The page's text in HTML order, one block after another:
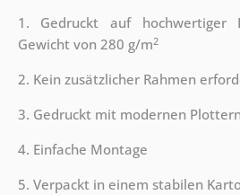
1. Gedruckt auf hochwertiger
Gewicht von 280 g/m2
2. Kein zusätzlicher Rahmen
3. Gedruckt mit modernen
4. Einfache Montage
5. Verpackt in einem stabilen